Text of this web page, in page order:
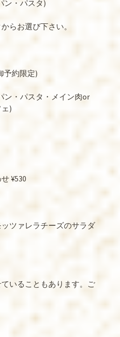
ン・パスタ)
らお選び下さい。
予約限定)
ン・パスタ・メイン肉or
)
¥530
ツァレラチーズのサラダ
いることもあります。ご